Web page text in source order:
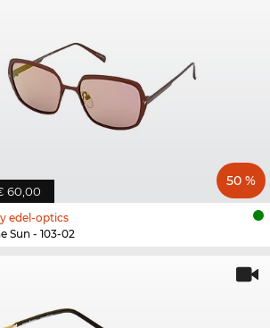
60,00
50 %
edel-optics
Sun - 103-02